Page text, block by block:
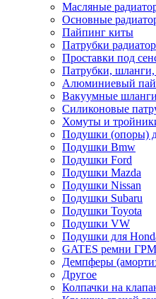
Масляные
Основные
Пайпинг киты
Патрубки
Проставки под
Патрубки,
Алюминиевый
Вакуумные шланги
Силиконовые
Хомуты и
Подушки (опоры)
Подушки Bmw
Подушки Ford
Подушки Mazda
Подушки Nissan
Подушки Subaru
Подушки Toyota
Подушки VW
Подушки для
GATES ремни ГРМ
Демпферы
Другое
Колпачки на